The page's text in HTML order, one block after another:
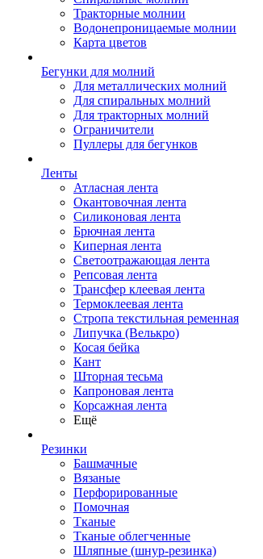
Тракторные молнии
Водонепроницаемые молнии
Карта цветов
Бегунки для молний
Для металлических молний
Для спиральных молний
Для тракторных молний
Ограничители
Пуллеры для бегунков
Ленты
Атласная лента
Окантовочная лента
Силиконовая лента
Брючная лента
Киперная лента
Светоотражающая лента
Репсовая лента
Трансфер клеевая лента
Термоклеевая лента
Стропа текстильная ременная
Липучка (Велькро)
Косая бейка
Кант
Шторная тесьма
Капроновая лента
Корсажная лента
Ещё
Резинки
Башмачные
Вязаные
Перфорированные
Помочная
Тканые
Тканые облегченные
Шляпные (шнур-резинка)